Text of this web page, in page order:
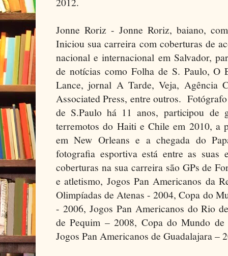
Jonne Roriz - Jonne Roriz, baiano,
Iniciou sua carreira com coberturas de
nacional e internacional em Salvador,
de notícias como Folha de S. Paulo, O
Lance, jornal A Tarde, Veja, Agência
Associated Press, entre outros.
de S.Paulo há 11 anos, participou de
terremotos do Haiti e Chile em 2010, a
em New Orleans e a chegada do
fotografia esportiva está entre as suas
coberturas na sua carreira são GPs de
e atletismo, Jogos Pan Americanos da
Olimpíadas de Atenas - 2004, Copa do
- 2006, Jogos Pan Americanos do Rio
de Pequim – 2008, Copa do Mundo
Jogos Pan Americanos de Guadalajara –